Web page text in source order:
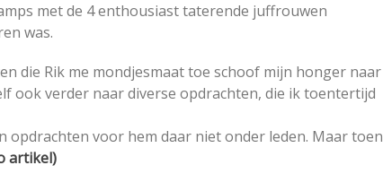
met de 4 enthousiast taterende juffrouwen
was.
die Rik me mondjesmaat toe schoof mijn honger naar
ook verder naar diverse opdrachten, die ik toentertijd
opdrachten voor hem daar niet onder leden. Maar toen
artikel)